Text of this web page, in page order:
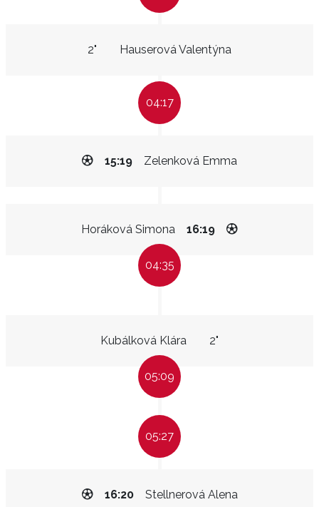
Hauserová Valentýna
2"
04:17
Zelenková Emma
15:19
Horáková Simona 16:19
04:35
Kubálková Klára 2"
05:09
05:27
Stellnerová Alena
16:20